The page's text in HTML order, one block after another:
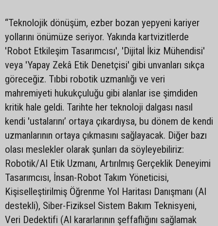
“Teknolojik dönüşüm, ezber bozan yepyeni kariyer
yollarını önümüze seriyor. Yakında kartvizitlerde
'Robot Etkileşim Tasarımcısı', 'Dijital İkiz Mühendisi'
veya 'Yapay Zekâ Etik Denetçisi' gibi unvanları sıkça
göreceğiz. Tıbbi robotik uzmanlığı ve veri
mahremiyeti hukukçuluğu gibi alanlar ise şimdiden
kritik hale geldi. Tarihte her teknoloji dalgası nasıl
kendi 'ustalarını’ ortaya çıkardıysa, bu dönem de kendi
uzmanlarının ortaya çıkmasını sağlayacak. Diğer bazı
olası meslekler olarak şunları da söyleyebiliriz:
Robotik/AI Etik Uzmanı, Artırılmış Gerçeklik Deneyimi
Tasarımcısı, İnsan-Robot Takım Yöneticisi,
Kişiselleştirilmiş Öğrenme Yol Haritası Danışmanı (AI
destekli), Siber-Fiziksel Sistem Bakım Teknisyeni,
Veri Dedektifi (AI kararlarının şeffaflığını sağlamak